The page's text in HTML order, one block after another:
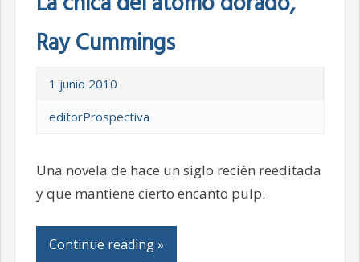
Ray Cummings
1 junio 2010
editorProspectiva
Una novela de hace un siglo recién reeditada
y que mantiene cierto encanto pulp.
Continue reading »